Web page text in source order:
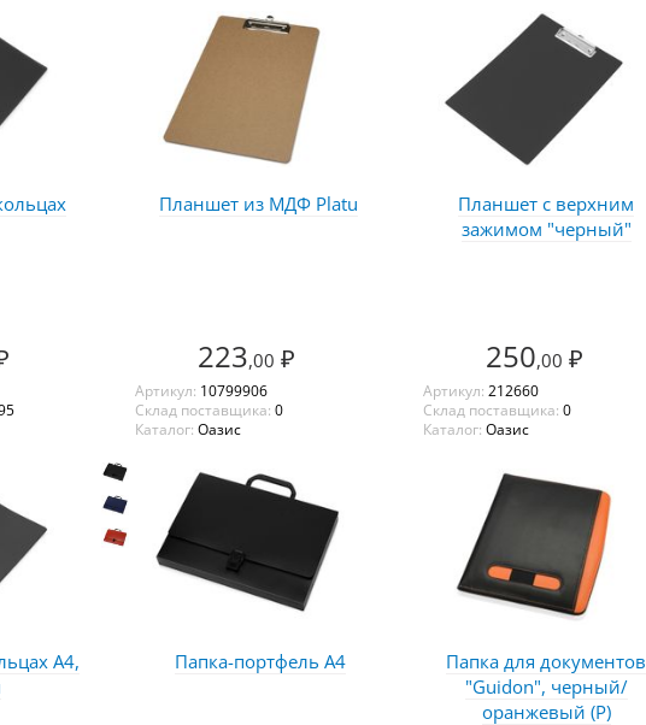
Планшет из МДФ Platu
223,00 ₽
Артикул: 10799906
Склад поставщика: 0
Каталог: Оазис
Планшет с верхним
зажимом "черный"
250,00 ₽
Артикул: 212660
Склад поставщика: 0
Каталог: Оазис
А4,
Папка-портфель А4
Папка для документов
"Guidon", черный/
оранжевый (Р)